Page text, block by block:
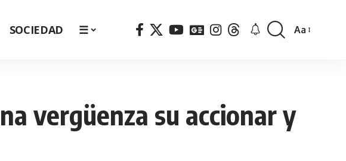
SOCIEDAD ☰
Font
Aa
vergüenza su accionar y